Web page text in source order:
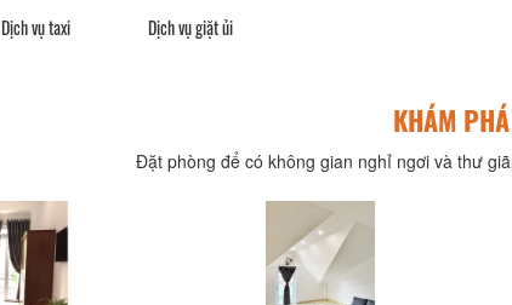
Dịch vụ taxi Dịch vụ giặt ủi
KHÁM
Đặt phòng để có không gian nghỉ ngơi và thư